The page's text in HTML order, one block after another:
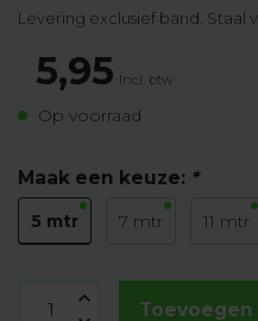
Levering exclusief band. Staal
5,95 Incl. btw
Op voorraad
Maak een keuze: *
5 mtr 7 mtr 11 mtr